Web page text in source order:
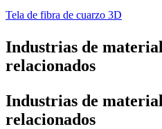
Tela de fibra de cuarzo 3D
Industrias de
relacionados
Industrias de
relacionados